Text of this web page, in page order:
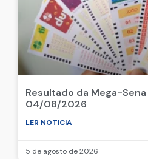
Resultado da Mega-
04/08/2026
LER NOTICIA
5 de agosto de 2026